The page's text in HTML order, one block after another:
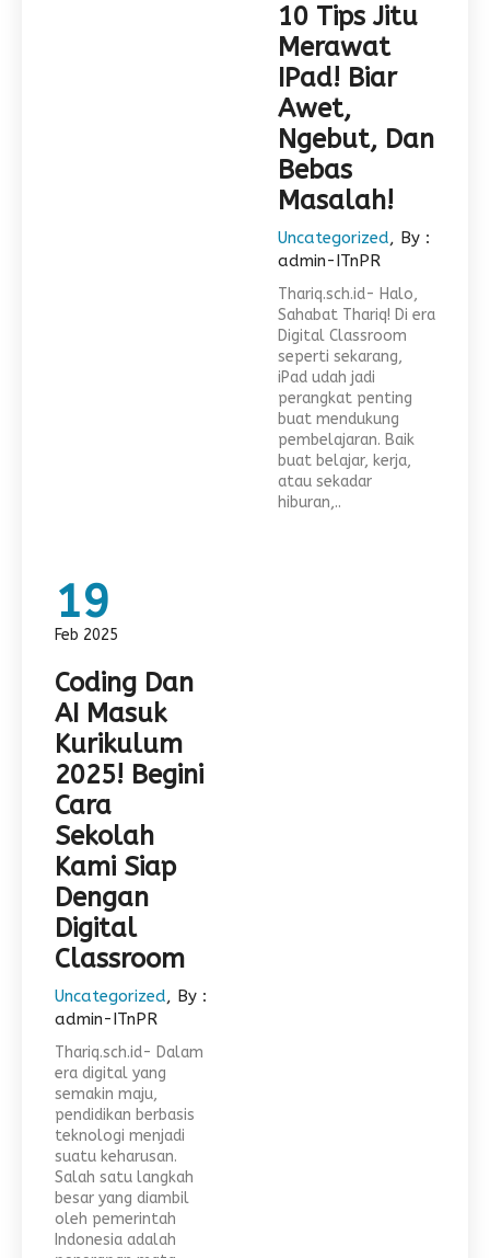
10 Tips Jitu
Merawat
IPad! Biar
Awet,
Ngebut, Dan
Bebas
Masalah!
Uncategorized, By :
admin-ITnPR
Thariq.sch.id- Halo,
Sahabat Thariq! Di era
Digital Classroom
seperti sekarang,
iPad udah jadi
perangkat penting
buat mendukung
pembelajaran. Baik
buat belajar, kerja,
atau sekadar
hiburan,..
19
Feb 2025
Coding Dan
AI Masuk
Kurikulum
2025! Begini
Cara
Sekolah
Kami Siap
Dengan
Digital
Classroom
Uncategorized, By :
admin-ITnPR
Thariq.sch.id- Dalam
era digital yang
semakin maju,
pendidikan berbasis
teknologi menjadi
suatu keharusan.
Salah satu langkah
besar yang diambil
oleh pemerintah
Indonesia adalah